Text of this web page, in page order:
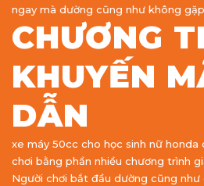
ngay mà dường cũng như không
CHƯƠNG
KHUYẾN
DẪN
xe máy 50cc cho học sinh nữ honda
chơi bằng phần nhiều chương trình
Người chơi bắt đầu dường cũng